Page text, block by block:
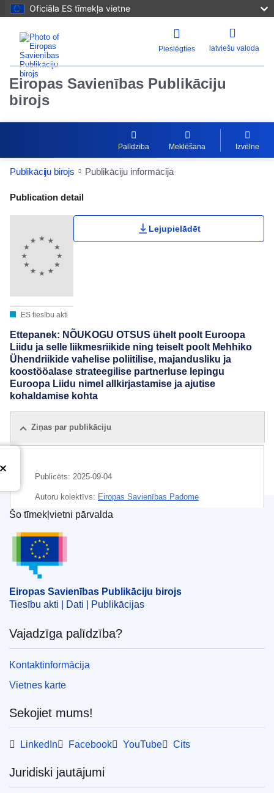
Oficiāla ES tīmekļa vietne
Pieslēgties latviešu valoda
Eiropas Savienības Publikāciju
birojs
Palīdzība Meklēšana Izvēlne
Publikāciju birojs Publikāciju informācija
Publication Detail Actions Portlet
Publication detail
ES tiesību akti
Lejupielādēt
Ettepanek: NÕUKOGU OTSUS ühelt poolt Euroopa
Liidu ja selle liikmesriikide ning teiselt poolt Mehhiko
Ühendriikide vahelise poliitilise, majandusliku ja
koostööalase strateegilise partnerluse lepingu
Euroopa Liidu nimel allkirjastamise ja ajutise
kohaldamise kohta
Ziņas par publikāciju
Publicēts: 2025-09-04
Autoru kolektīvs: Eiropas Savienības Padome
IMMC : ST 12460 2025 INIT
Eiropas Savienības Publikāciju birojs
Šo tīmekļvietni pārvalda
Eiropas Savienības Publikāciju birojs
Tiesību akti | Dati | Publikācijas
Vajadzīga palīdzība?
Kontaktinformācija
Vietnes karte
Sekojiet mums!
LinkedIn Facebook YouTube Cits
Juridiski jautājumi